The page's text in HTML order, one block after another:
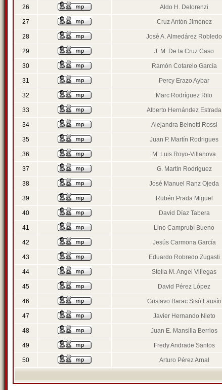
26 Aldo H. Delorenzi
27 Cruz Antón Jiménez
28 José A. Almedárez Robledo
29 J. M. De la Cruz Caso
30 Ramón Cotarelo García
31 Percy Erazo Aybar
32 Marc Rodríguez Rilo
33 Alberto Hernández Estrada
34 Alejandra Beinotti Rossi
35 Juan P. Martín Rodrigues
36 M. Luis Royo-Villanova
37 G. Martín Rodríguez
38 José Manuel Ranz Ojeda
39 Rubén Prada Miguel
40 David Díaz Tabera
41 Lino Camprubí Bueno
42 Jesús Carmona García
43 Eduardo Robredo Zugasti
44 Stella M. Angel Villegas
45 David Pérez López
46 Gustavo Barac Sisó Lausín
47 Javier Hernando Nieto
48 Juan E. Mansilla Berrios
49 Fredy Andrade Santos
50 Arturo Pérez Arnal